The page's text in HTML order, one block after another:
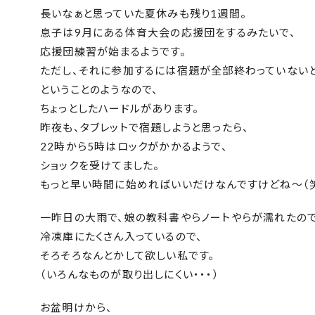
長いなぁと思っていた夏休みも残り1週間。
息子は9月にある体育大会の応援団をするみたいで、
応援団練習が始まるようです。
ただし、それに参加するには宿題が全部終わっていないと
ということのようなので、
ちょっとしたハードルがあります。
昨夜も、タブレットで宿題しようと思ったら、
22時から5時はロックがかかるようで、
ショックを受けてました。
もっと早い時間に始めればいいだけなんですけどね～（
一昨日の大雨で、娘の教科書やらノートやらが濡れたので
冷凍庫にたくさん入っているので、
そろそろなんとかして欲しい私です。
（いろんなものが取り出しにくい・・・）
お盆明けから、